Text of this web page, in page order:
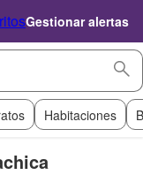
Gestionar alertas
Habitaciones